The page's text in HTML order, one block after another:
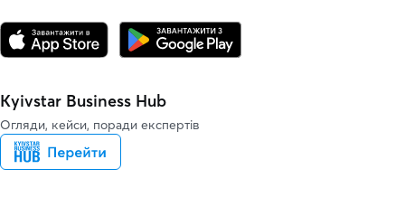
Kyivstar Business Hub
Огляди, кейси, поради експертів